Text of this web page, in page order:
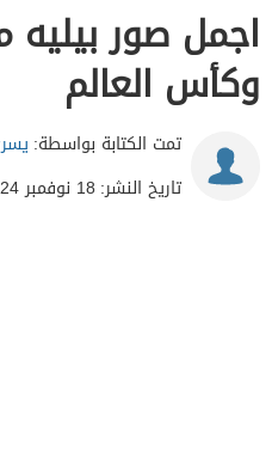
اجمل صور بيليه
وكأس العالم
تمت الكتابة بواسطة:
تاريخ النشر: 18 نوفمبر 2024 - 10:49ص